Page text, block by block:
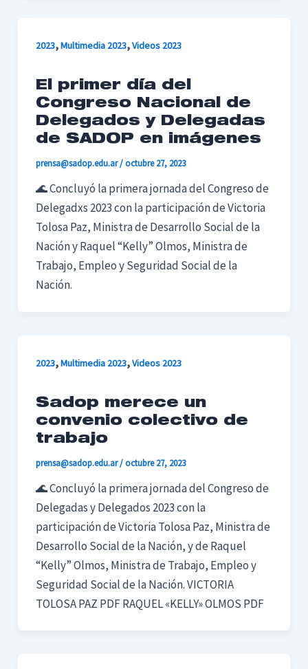
2023,Multimedia 2023,Videos 2023
El primer día del
Congreso Nacional de
Delegados y Delegadas
de SADOP en imágenes
prensa@sadop.edu.ar/octubre 27, 2023
🌊 Concluyó la primera jornada del Congreso de
Delegadxs 2023 con la participación de Victoria
Tolosa Paz, Ministra de Desarrollo Social de la
Nación y Raquel “Kelly” Olmos, Ministra de
Trabajo, Empleo y Seguridad Social de la
Nación.
2023,Multimedia 2023,Videos 2023
Sadop merece un
convenio colectivo de
trabajo
prensa@sadop.edu.ar/octubre 27, 2023
🌊 Concluyó la primera jornada del Congreso de
Delegadas y Delegados 2023 con la
participación de Victoria Tolosa Paz, Ministra de
Desarrollo Social de la Nación, y de Raquel
“Kelly” Olmos, Ministra de Trabajo, Empleo y
Seguridad Social de la Nación. VICTORIA
TOLOSA PAZ PDF RAQUEL «KELLY» OLMOS PDF